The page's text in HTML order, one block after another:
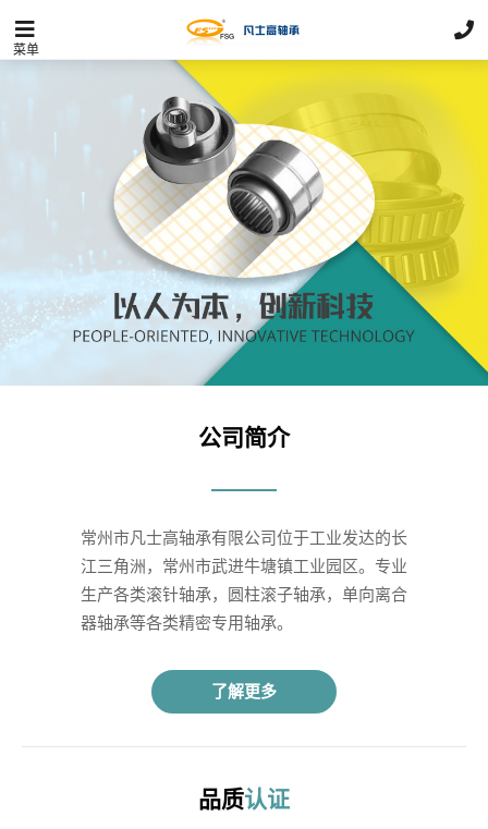
菜单
公司简介
常州市凡士高轴承有限公司位于工业发达的长
江三角洲，常州市武进牛塘镇工业园区。专业
生产各类滚针轴承，圆柱滚子轴承，单向离合
器轴承等各类精密专用轴承。
了解更多
品质认证